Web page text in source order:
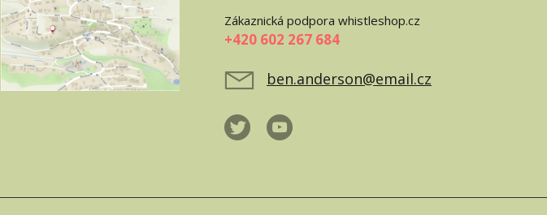
Zákaznická podpora whistleshop.cz
+420 602 267 684
ben.anderson@email.cz